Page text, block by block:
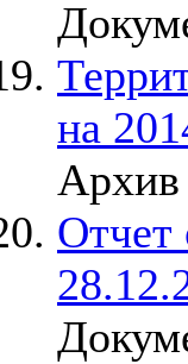
на
Архив
Отчет